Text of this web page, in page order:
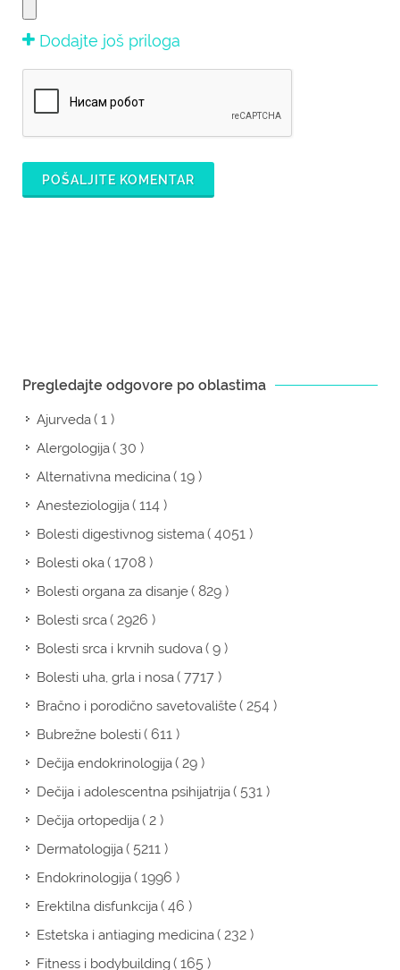
Dodajte još priloga
POŠALJITE KOMENTAR
Pregledajte odgovore po oblastima
Ajurveda( 1 )
Alergologija( 30 )
Alternativna medicina( 19 )
Anesteziologija( 114 )
Bolesti digestivnog sistema( 4051 )
Bolesti oka( 1708 )
Bolesti organa za disanje( 829 )
Bolesti srca( 2926 )
Bolesti srca i krvnih sudova( 9 )
Bolesti uha, grla i nosa( 7717 )
Bračno i porodično savetovalište( 254 )
Bubrežne bolesti( 611 )
Dečija endokrinologija( 29 )
Dečija i adolescentna psihijatrija( 531 )
Dečija ortopedija( 2 )
Dermatologija( 5211 )
Endokrinologija( 1996 )
Erektilna disfunkcija( 46 )
Estetska i antiaging medicina( 232 )
Fitness i bodybuilding( 165 )